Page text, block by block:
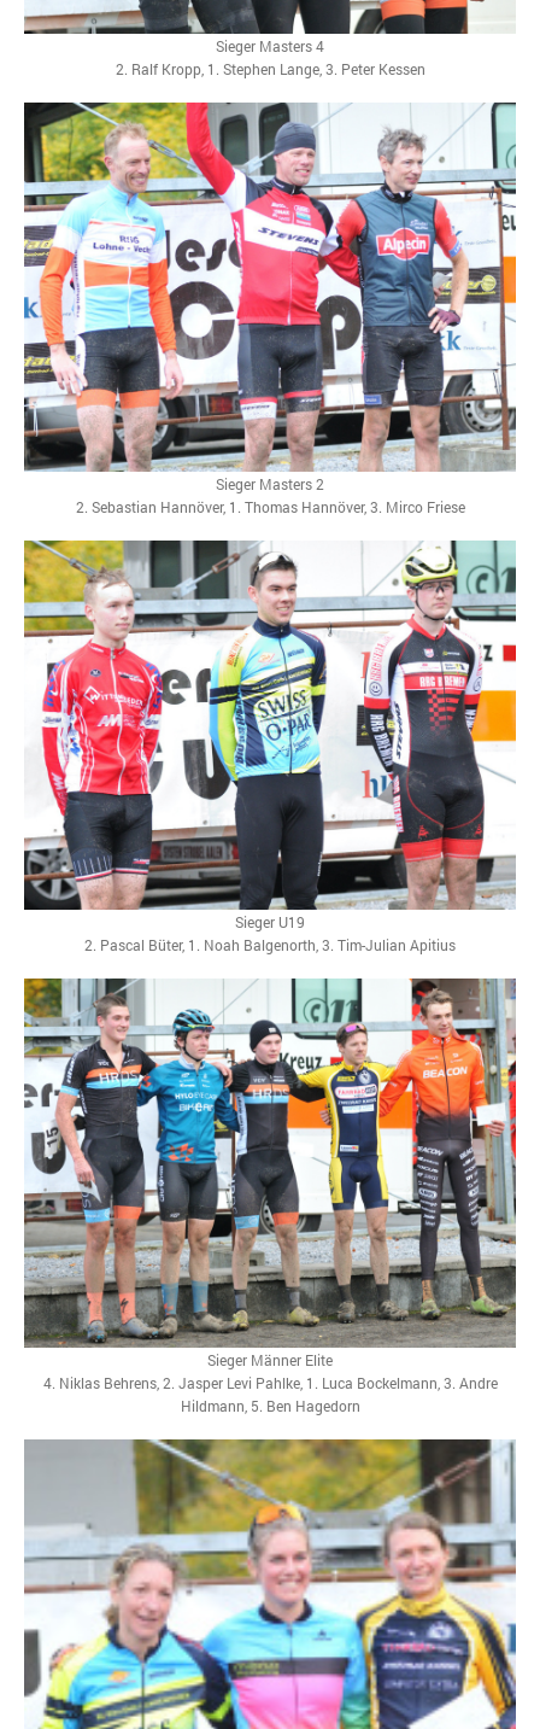
Sieger Masters 4
2. Ralf Kropp, 1. Stephen Lange, 3. Peter Kessen
Sieger Masters 2
2. Sebastian Hannöver, 1. Thomas Hannöver, 3. Mirco Friese
Sieger U19
2. Pascal Büter, 1. Noah Balgenorth, 3. Tim-Julian Apitius
Sieger Männer Elite
4. Niklas Behrens, 2. Jasper Levi Pahlke, 1. Luca Bockelmann, 3. Andre
Hildmann, 5. Ben Hagedorn